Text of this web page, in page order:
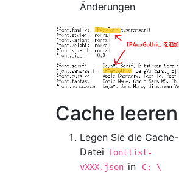
Änderungen
Cache leeren
Legen Sie die Cache-
Datei fontlist-
vXXX.json in
C: \